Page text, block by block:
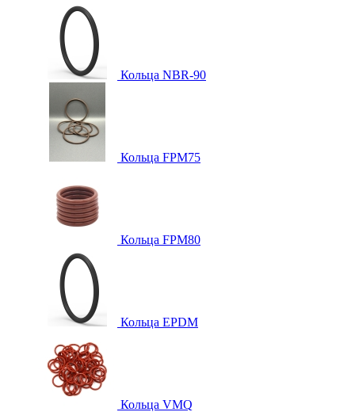
Кольца NBR-90
Кольца FPM75
Кольца FPM80
Кольца EPDM
Кольца VMQ